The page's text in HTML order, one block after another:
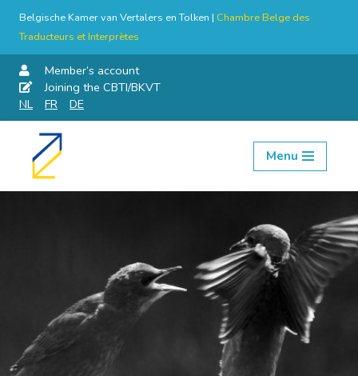
Belgische Kamer van Vertalers en Tolken | Chambre Belge des
Traducteurs et Interprètes
Member’s account
Joining the CBTI/BKVT
NL
FR DE
Skip
Menu